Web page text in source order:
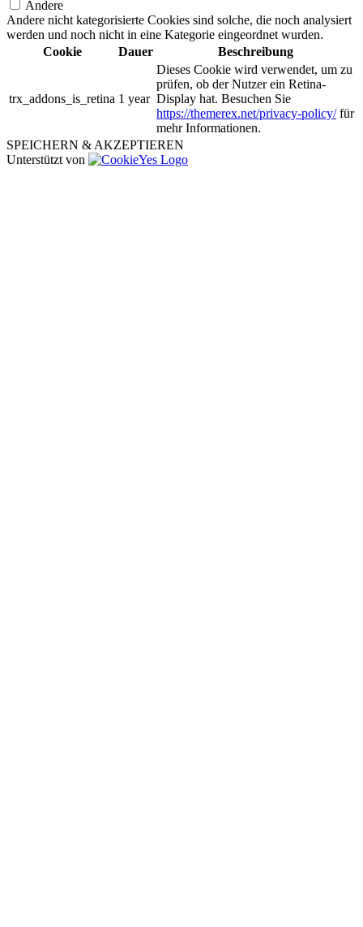
Andere
Andere nicht kategorisierte Cookies sind solche, die noch analysiert
werden und noch nicht in eine Kategorie eingeordnet wurden.
Cookie
Dauer Beschreibung
trx_addons_is_retina 1 year
Dieses Cookie wird verwendet, um zu
prüfen, ob der Nutzer ein Retina-
Display hat. Besuchen Sie
https://themerex.net/privacy-policy/für
mehr Informationen.
SPEICHERN & AKZEPTIEREN
Unterstützt von